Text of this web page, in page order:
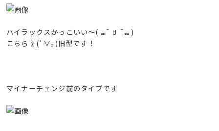
ハイラックスかっこいい〜( ⑉¯ ꇴ ¯⑉ )
こちら☝︎(ﾟ∀｡)旧型です！
マイナーチェンジ前のタイプです